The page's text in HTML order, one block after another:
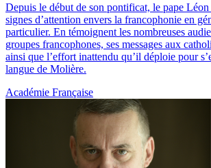
Depuis le début de son pontificat, le pape
signes d’attention envers la francophonie en
particulier. En témoignent les nombreuses
groupes francophones, ses messages aux
ainsi que l’effort inattendu qu’il déploie pour
langue de Molière.
Académie Française